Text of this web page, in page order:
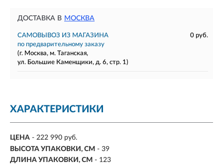
ДОСТАВКА В МОСКВА
САМОВЫВОЗ ИЗ МАГАЗИНА
0 руб.
по предварительному заказу
(г. Москва, м. Таганская,
ул. Большие Каменщики, д. 6, стр. 1)
ХАРАКТЕРИСТИКИ
ЦЕНА - 222 990 руб.
ВЫСОТА УПАКОВКИ, СМ - 39
ДЛИНА УПАКОВКИ, СМ - 123